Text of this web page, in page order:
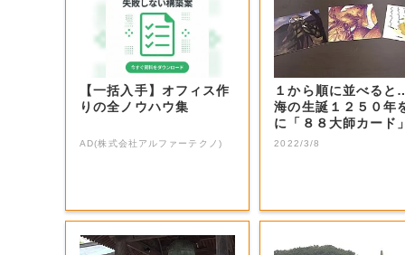
【一括入手】オフィス作
りの全ノウハウ集
AD(株式会社アルファーテクノ)
１から順に並べる
海の生誕１２５０年
に「８８大師カード
作【香川】
2022/3/8